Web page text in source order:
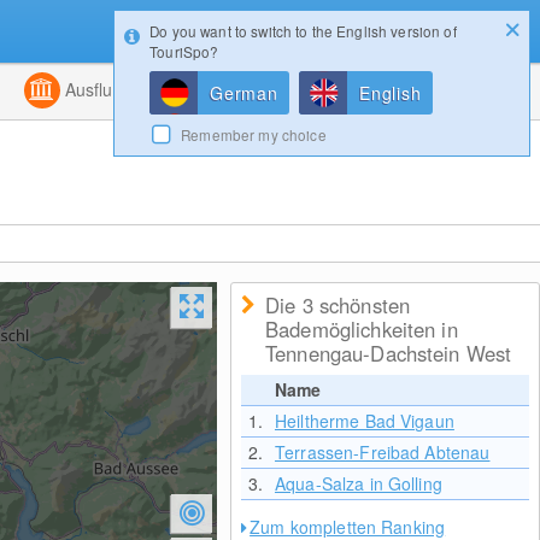
Kombiniert
Ausflugsziele Magazin
Die 3 schönsten
Bademöglichkeiten in
Tennengau-Dachstein West
Name
1. Heiltherme Bad Vigaun
2. Terrassen-Freibad Abtenau
3. Aqua-Salza in Golling
Zum kompletten Ranking
Login
Do you want to switch to the English version of
TouriSpo?
German English
Remember my choice
Konfigurator Gewinnspiele